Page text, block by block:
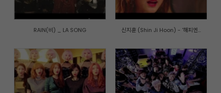
RAIN(비) _ LA SONG 신지훈 (Shin Ji Hoon) - '해피엔...